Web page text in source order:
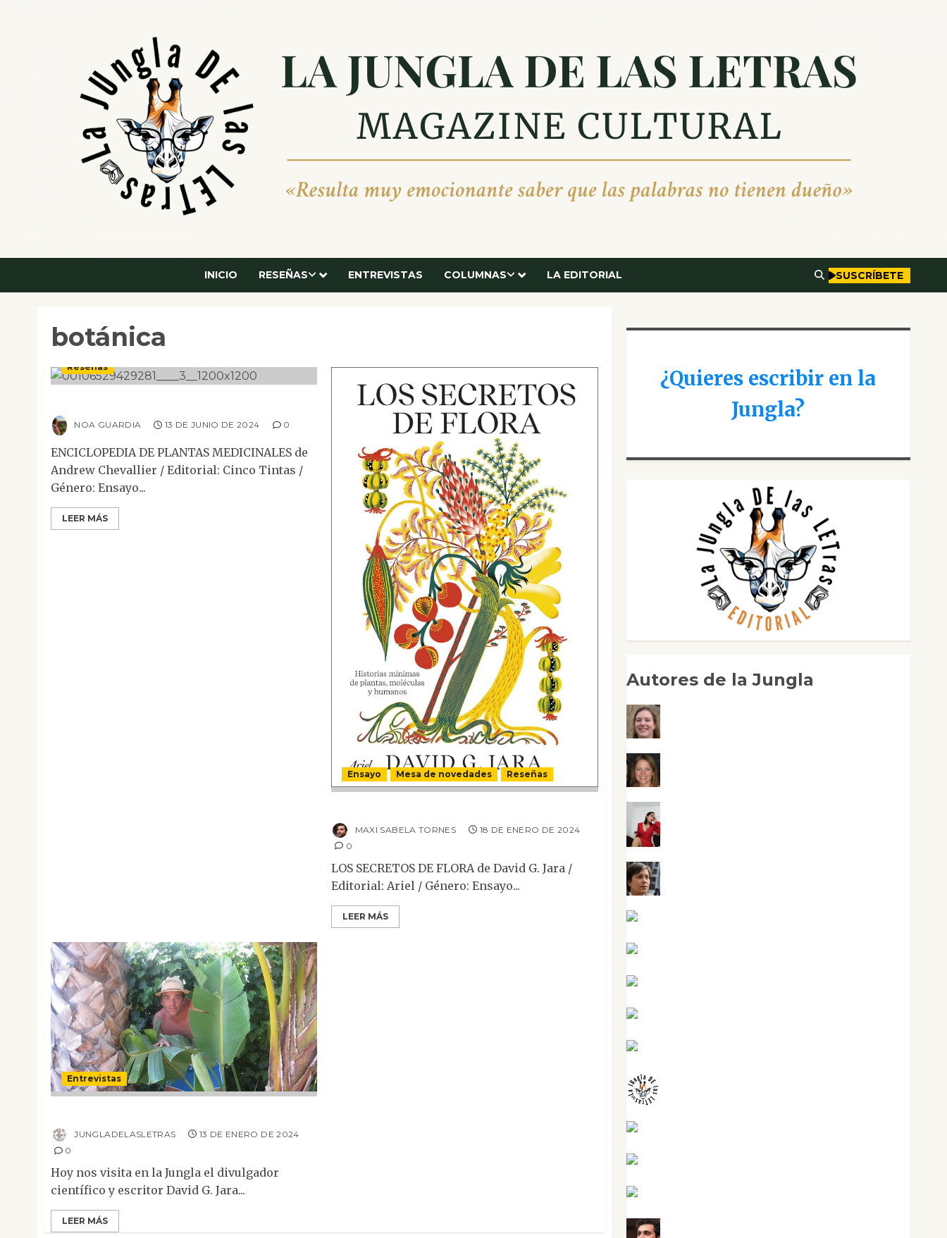
INICIO RESEÑAS ENTREVISTAS COLUMNAS LA EDITORIAL SUSCRÍBETE
botánica
Ensayo Mesa de novedades
Reseñas
NOA GUARDIA 13 DE JUNIO DE 2024 0
ENCICLOPEDIA DE PLANTAS MEDICINALES de
Andrew Chevallier / Editorial: Cinco Tintas /
Género: Ensayo...
LEER MÁS
Ensayo Mesa de novedades Reseñas
MAXI SABELA TORNES
18 DE ENERO DE 2024
0
LOS SECRETOS DE FLORA de David G. Jara /
Editorial: Ariel / Género: Ensayo...
LEER MÁS
Entrevistas
JUNGLADELASLETRAS
13 DE ENERO DE 2024
0
Hoy nos visita en la Jungla el divulgador
científico y escritor David G. Jara...
LEER MÁS
¿Quieres escribir en la
Jungla?
Autores de la Jungla